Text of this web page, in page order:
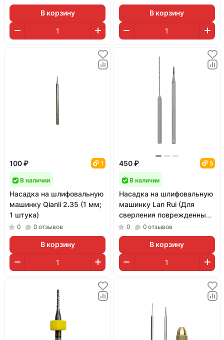
В корзину В корзину
100 ₽ 1
В наличии
Насадка на шлифовальную
машинку Qianli 2.35 (1 мм;
1 штука)
0 0 отзывов
В корзину
450 ₽ 5
В наличии
Насадка на шлифовальную
машинку Lan Rui (Для
сверления поврежденных
винтиков; 2 штуки)
0 0 отзывов
В корзину